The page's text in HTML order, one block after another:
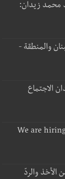
محمد زيدان:
والمنطقة -
الاجتماع
We are
أيلول... و3 أيام من الأخذ والردّ